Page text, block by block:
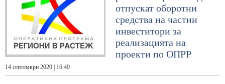
отпускат оборотни
средства на частни
инвеститори за
реализацията на
проекти по ОПРР
14 септември 2020 | 16:40